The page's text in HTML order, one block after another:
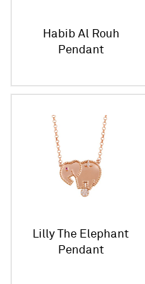
Habib Al Rouh
Pendant
Lilly The Elephant
Pendant